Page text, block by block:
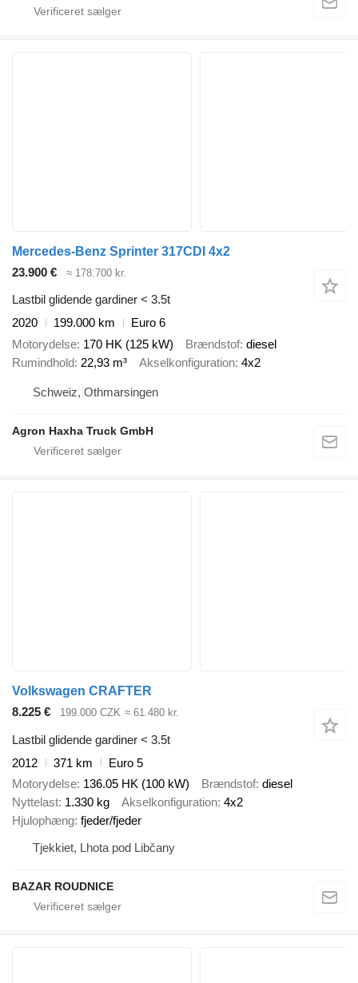
Mercedes-Benz Sprinter 317CDI 4x2
23.900 €
≈ 178.700 kr.
Lastbil glidende gardiner < 3.5t
2020
199.000 km
Euro 6
Motorydelse 170 HK (125 kW) Brændstof diesel
Rumindhold 22,93 m³ Akselkonfiguration 4x2
Schweiz, Othmarsingen
Agron Haxha Truck GmbH
Volkswagen CRAFTER
8.225 €
199.000 CZK ≈ 61.480 kr.
Lastbil glidende gardiner < 3.5t
2012
371 km
Euro 5
Motorydelse 136.05 HK (100 kW) Brændstof diesel
Nyttelast 1.330 kg Akselkonfiguration 4x2
Hjulophæng fjeder/fjeder
Tjekkiet, Lhota pod Libčany
BAZAR ROUDNICE